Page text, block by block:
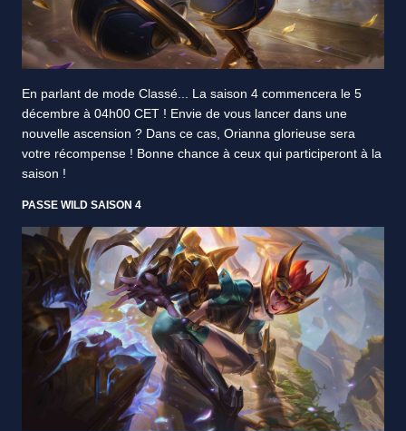
En parlant de mode Classé... La saison 4 commencera le 5
décembre à 04h00 CET ! Envie de vous lancer dans une
nouvelle ascension ? Dans ce cas, Orianna glorieuse sera
votre récompense ! Bonne chance à ceux qui participeront à la
saison !
PASSE WILD SAISON 4